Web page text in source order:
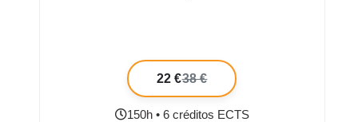
22 €38 €
150h • 6 créditos ECTS